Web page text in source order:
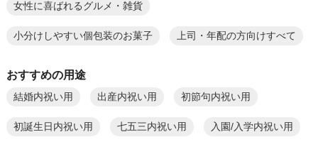
女性に喜ばれるグルメ・雑貨
小分けしやすい個包装のお菓子 上司・年配の方向けすべて
おすすめの用途
結婚内祝い用 出産内祝い用 初節句内祝い用
初誕生日内祝い用 七五三内祝い用 入園/入学内祝い用